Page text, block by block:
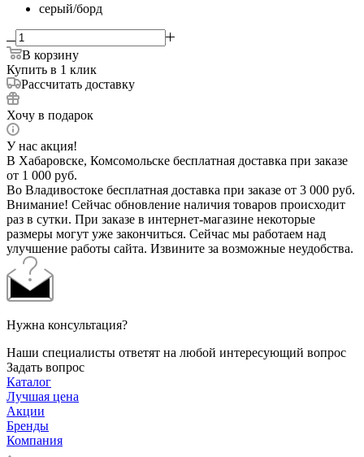
серый/борд
В корзину
Купить в 1 клик
Рассчитать доставку
Хочу в подарок
У нас акция!
В Хабаровске, Комсомольске бесплатная доставка при заказе
от 1 000 руб.
Во Владивостоке бесплатная доставка при заказе от 3 000 руб.
Внимание! Сейчас обновление наличия товаров происходит
раз в сутки. При заказе в интернет-магазине некоторые
размеры могут уже закончиться. Сейчас мы работаем над
улучшение работы сайта. Извините за возможные неудобства.
Нужна консультация?
Наши специалисты ответят на любой интересующий вопрос
Задать вопрос
Каталог
Лучшая цена
Акции
Бренды
Компания